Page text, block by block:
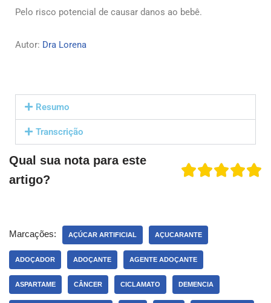
Pelo risco potencial de causar danos ao bebê.
Autor: Dra Lorena
Resumo
Transcrição
Qual sua nota para este
artigo?
Marcações: AÇÚCAR ARTIFICIAL AÇUCARANTE
ADOÇADOR ADOÇANTE AGENTE ADOÇANTE
ASPARTAME CÂNCER CICLAMATO DEMENCIA